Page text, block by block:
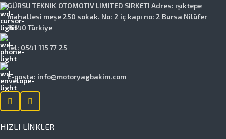
GÜRSU TEKNIK OTOMOTIV LIMITED SIRKETI Adres: ışıktepe
mahallesi meşe 250 sokak. No: 2 iç kapı no: 2 Bursa Nilüfer
16140 Türkiye
Tel: 0541 115 77 25
E-posta: info@motoryagbakim.com
HIZLI LINKLER